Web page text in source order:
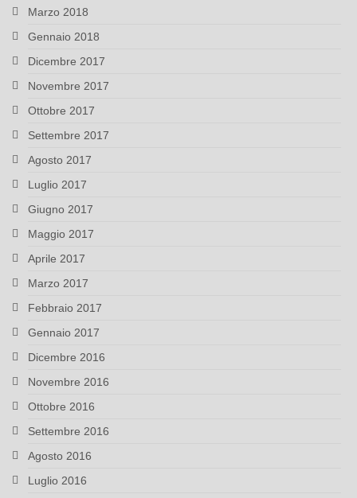
Marzo 2018
Gennaio 2018
Dicembre 2017
Novembre 2017
Ottobre 2017
Settembre 2017
Agosto 2017
Luglio 2017
Giugno 2017
Maggio 2017
Aprile 2017
Marzo 2017
Febbraio 2017
Gennaio 2017
Dicembre 2016
Novembre 2016
Ottobre 2016
Settembre 2016
Agosto 2016
Luglio 2016